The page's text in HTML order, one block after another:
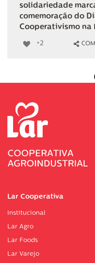
solidariedade
comemoração do
Cooperativismo na
+2
Lar Cooperativa
Institucional
Lar Agro
Lar Foods
Lar Varejo